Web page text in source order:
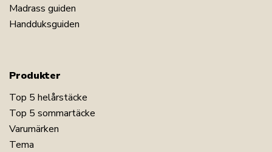
Madrass guiden
Handduksguiden
Produkter
Top 5 helårstäcke
Top 5 sommartäcke
Varumärken
Tema